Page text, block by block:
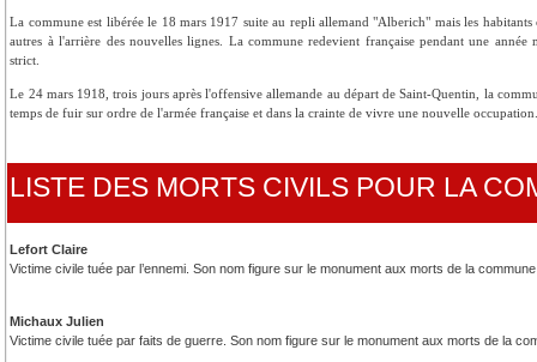
La commune est libérée le 18 mars 1917 suite au repli allemand "Alberich" mais les
autres à l'arrière des nouvelles lignes. La commune redevient française pendant une
strict.
Le 24 mars 1918, trois jours après l'offensive allemande au départ de Saint-Quentin, la
temps de fuir sur ordre de l'armée française et dans la crainte de vivre une nouvelle
LISTE DES MORTS CIVILS POUR LA
Lefort Claire
Victime civile tuée par l’ennemi. Son nom figure sur le monument aux morts de la
Michaux Julien
Victime civile tuée par faits de guerre. Son nom figure sur le monument aux morts de la